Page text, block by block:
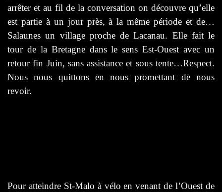
arrêter et au fil de la conversation on découvre qu’elle
est partie à un jour près, à la même période et de…
Salaunes un village proche de Lacanau. Elle fait le
tour de la Bretagne dans le sens Est-Ouest avec un
retour fin Juin, sans assistance et sous tente…Respect.
Nous nous quittons en nous promettant de nous
revoir.
Pour atteindre St-Malo à vélo en venant de l’Ouest de